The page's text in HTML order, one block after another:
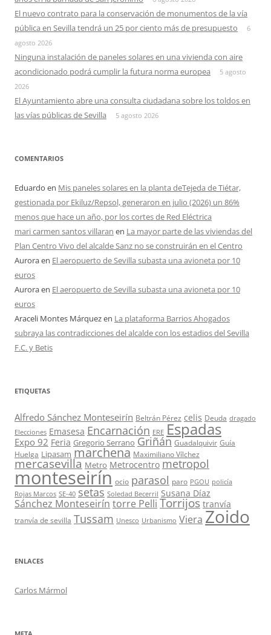
El nuevo contrato para la conservación de monumentos de la vía
pública en Sevilla tendrá un 25 por ciento más de presupuesto
6
agosto 2026
Ninguna instalación de paneles solares en una vivienda con aire
acondicionado podrá cumplir la futura norma europea
5 agosto
2026
El Ayuntamiento abre una consulta ciudadana sobre los toldos en
las vías públicas de Sevilla
5 agosto 2026
COMENTARIOS
Eduardo en Mis paneles solares en la planta deTejeda de Tiétar,
gestionada por Ekiluz/Repsol, generaron en julio (2026) un 86%
menos que hace un año, por los cortes de Red Eléctrica
mari carmen santos villaran en La mayor parte de las viviendas del
Plan Centro Vivo del alcalde Sanz no se construirán en el Centro
Auroraen El aeropuerto de Sevilla subasta una avioneta por 10
euros
Auroraen El aeropuerto de Sevilla subasta una avioneta por 10
euros
Araceli Montes Márquezen La plataforma Barrios Ahogados
subraya las contradicciones del alcalde con los estadios del Sevilla
F.C. y Betis
ETIQUETAS
Alfredo Sánchez Monteseirín Beltrán Pérez celis Deuda dragado
Elecciones Emasesa Encarnación ERE Espadas
Expo 92 Feria Gregorio Serrano Griñán Guadalquivir Guía
Huelga Lipasam marchena Maximiliano Vílchez
mercasevilla Metro Metrocentro metropol
monteseirín ocio parasol paro PGOU policía
Rojas Marcos SE-40 setas Soledad Becerril Susana Díaz
Sánchez Monteseirín torre Pelli Torrijos tranvía
tranvía de sevilla Tussam Unesco Urbanismo Viera Zoido
ENLACES
Carlos Mármol